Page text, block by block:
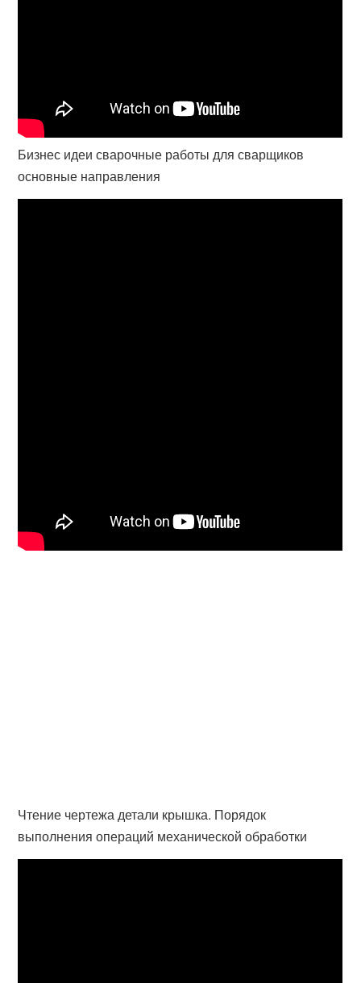
Бизнес идеи сварочные работы для сварщиков
основные направления
Чтение чертежа детали крышка. Порядок
выполнения операций механической обработки